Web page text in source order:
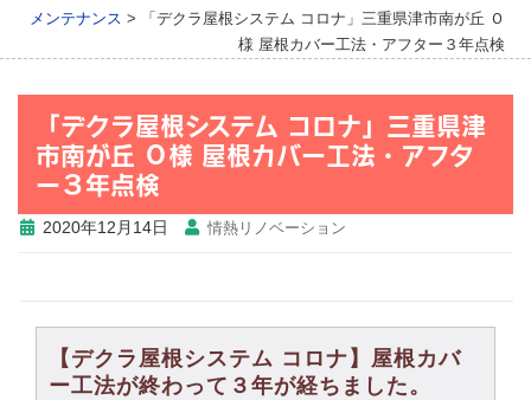
メンテナンス >
「デクラ屋根システム コロナ」三重県津市南が丘 Ｏ
様 屋根カバー工法・アフター３年点検
「デクラ屋根システム コロナ」三重県津
市南が丘 Ｏ様 屋根カバー工法・アフタ
ー３年点検
2020年12月14日 情熱リノベーション
【デクラ屋根システム コロナ】屋根カバ
ー工法が終わって３年が経ちました。